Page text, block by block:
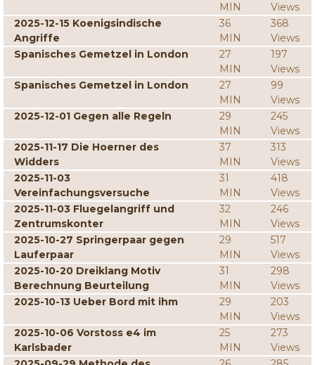
MIN
Views
2025-12-15 Koenigsindische
Angriffe
36
MIN
368
Views
Spanisches Gemetzel in London
27
MIN
197
Views
Spanisches Gemetzel in London
27
MIN
99
Views
2025-12-01 Gegen alle Regeln
29
MIN
245
Views
2025-11-17 Die Hoerner des
Widders
37
MIN
313
Views
2025-11-03
Vereinfachungsversuche
31
MIN
418
Views
2025-11-03 Fluegelangriff und
Zentrumskonter
32
MIN
246
Views
2025-10-27 Springerpaar gegen
Lauferpaar
29
MIN
517
Views
2025-10-20 Dreiklang Motiv
Berechnung Beurteilung
31
MIN
298
Views
2025-10-13 Ueber Bord mit ihm
29
MIN
203
Views
2025-10-06 Vorstoss e4 im
Karlsbader
25
MIN
273
Views